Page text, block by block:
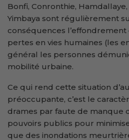
Bonfi, Conronthie,
Yimbaya sont régulièrement
conséquences l’effondrement
pertes en vies humaines (les
général les personnes
mobilité urbaine.
Ce qui rend cette situation
préoccupante, c’est le
drames par faute de manque
pouvoirs publics pour
que des inondations